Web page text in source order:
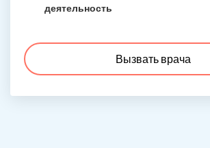
деятельность
Вызвать врача